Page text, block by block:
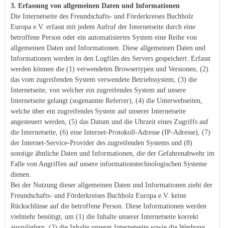
3. Erfassung von allgemeinen Daten und Informationen
Die Internetseite des Freundschafts- und Förderkreises Buchholz
Europa e.V. erfasst mit jedem Aufruf der Internetseite durch eine
betroffene Person oder ein automatisiertes System eine Reihe von
allgemeinen Daten und Informationen. Diese allgemeinen Daten und
Informationen werden in den Logfiles des Servers gespeichert. Erfasst
werden können die (1) verwendeten Browsertypen und Versionen, (2)
das vom zugreifenden System verwendete Betriebssystem, (3) die
Internetseite, von welcher ein zugreifendes System auf unsere
Internetseite gelangt (sogenannte Referrer), (4) die Unterwebseiten,
welche über ein zugreifendes System auf unserer Internetseite
angesteuert werden, (5) das Datum und die Uhrzeit eines Zugriffs auf
die Internetseite, (6) eine Internet-Protokoll-Adresse (IP-Adresse), (7)
der Internet-Service-Provider des zugreifenden Systems und (8)
sonstige ähnliche Daten und Informationen, die der Gefahrenabwehr im
Falle von Angriffen auf unsere informationstechnologischen Systeme
dienen.
Bei der Nutzung dieser allgemeinen Daten und Informationen zieht der
Freundschafts- und Förderkreises Buchholz Europa e.V. keine
Rückschlüsse auf die betroffene Person. Diese Informationen werden
vielmehr benötigt, um (1) die Inhalte unserer Internetseite korrekt